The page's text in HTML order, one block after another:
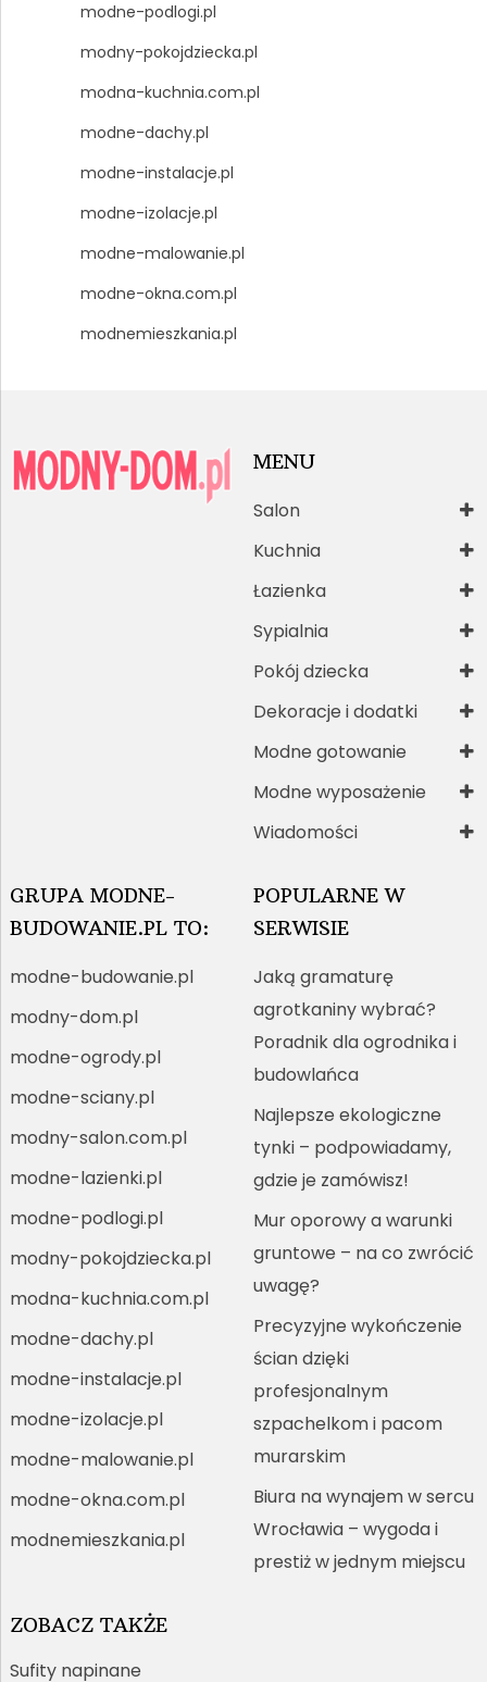
modne-podlogi.pl
modny-pokojdziecka.pl
modna-kuchnia.com.pl
modne-dachy.pl
modne-instalacje.pl
modne-izolacje.pl
modne-malowanie.pl
modne-okna.com.pl
modnemieszkania.pl
MENU
Salon
Kuchnia
Łazienka
Sypialnia
Pokój dziecka
Dekoracje i dodatki
Modne gotowanie
Modne wyposażenie
Wiadomości
GRUPA MODNE-
BUDOWANIE.PL TO:
modne-budowanie.pl
modny-dom.pl
modne-ogrody.pl
modne-sciany.pl
modny-salon.com.pl
modne-lazienki.pl
modne-podlogi.pl
modny-pokojdziecka.pl
modna-kuchnia.com.pl
modne-dachy.pl
modne-instalacje.pl
modne-izolacje.pl
modne-malowanie.pl
modne-okna.com.pl
modnemieszkania.pl
POPULARNE W
SERWISIE
Jaką gramaturę
agrotkaniny wybrać?
Poradnik dla ogrodnika i
budowlańca
Najlepsze ekologiczne
tynki – podpowiadamy,
gdzie je zamówisz!
Mur oporowy a warunki
gruntowe – na co zwrócić
uwagę?
Precyzyjne wykończenie
ścian dzięki
profesjonalnym
szpachelkom i pacom
murarskim
Biura na wynajem w sercu
Wrocławia – wygoda i
prestiż w jednym miejscu
ZOBACZ TAKŻE
Sufity napinane